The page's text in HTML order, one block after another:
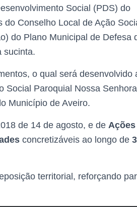
Social (PDS) do
Conselho Local de Ação
do Plano Municipal de Defesa
sucinta.
o qual será desenvolvido
Social Paroquial Nossa
Município de Aveiro.
de 14 de agosto, e de Ações
concretizáveis ao longo de
territorial, reforçando